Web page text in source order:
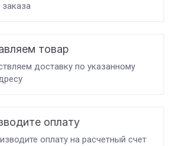
товар
доставку по указанному
оплату
оплату на расчетный счет